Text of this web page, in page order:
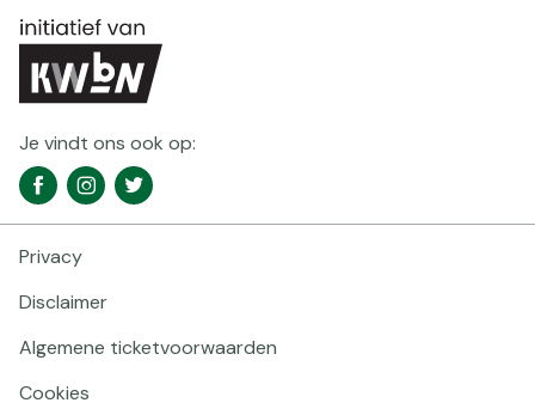
Je vindt ons ook op:
Social
media
navigatie
FacebookInstagramTwitter
Footer
Privacy
Disclaimer
Algemene ticketvoorwaarden
Cookies